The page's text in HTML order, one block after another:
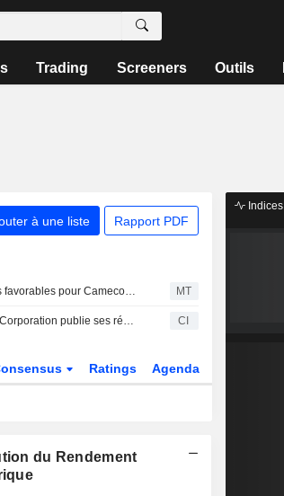
Trading Screeners Outils
à une liste Rapport PDF
Les vents favorables pour Cameco devraient perdurer, selon RBC MT
Cameco Corporation publie ses résultats pour le deuxième trimestre et le premier semestre clos le 30 juin 2026 CI
Ratings Agenda
du Rendement
Indices